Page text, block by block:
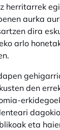
herritarrek
aurka
dira
arlo
den
eta